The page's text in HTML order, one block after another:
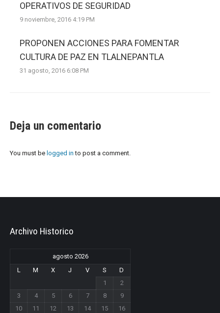
OPERATIVOS DE SEGURIDAD
9 noviembre, 2016 4:19 PM
PROPONEN ACCIONES PARA FOMENTAR
CULTURA DE PAZ EN TLALNEPANTLA
31 agosto, 2016 6:08 PM
Deja un comentario
You must be logged in to post a comment.
Archivo Historico
agosto 2026
L
M X J V S
D
1
2
3
4 5 6 7 8
9
10
11 12 13 14 15
16